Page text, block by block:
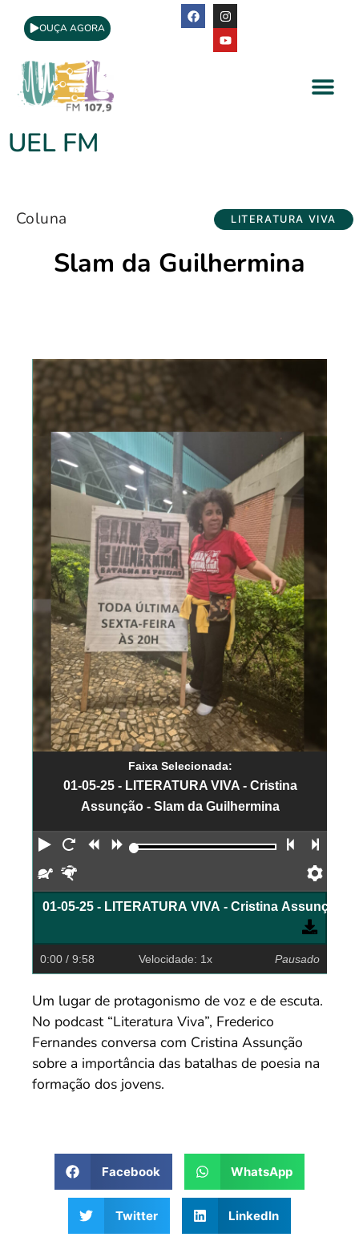
OUÇA AGORA
UEL FM
Coluna LITERATURA VIVA
Slam da Guilhermina
Faixa Selecionada:
01-05-25 - LITERATURA VIVA - Cristina
Assunção - Slam da Guilhermina
Reproduzir
Reiniciar
Retroceder
Avançar Faixa
Devagar
01-05-25 - LITERATURA VIVA - Cristina Assunção -
0:00 / 9:58 Velocidade: 1x Pausado
Um lugar de protagonismo de voz e de escuta.
No podcast “Literatura Viva”, Frederico
Fernandes conversa com Cristina Assunção
sobre a importância das batalhas de poesia na
formação dos jovens.
Facebook WhatsApp
Twitter LinkedIn